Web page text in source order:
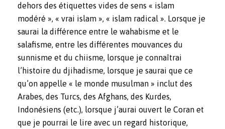
dehors des étiquettes vides de sens « islam
modéré », « vrai islam », « islam radical ». Lorsque je
saurai la différence entre le wahabisme et le
salafisme, entre les différentes mouvances du
sunnisme et du chiisme, lorsque je connaîtrai
l’histoire du djihadisme, lorsque je saurai que ce
qu’on appelle « le monde musulman » inclut des
Arabes, des Turcs, des Afghans, des Kurdes,
Indonésiens (etc.), lorsque j’aurai ouvert le Coran et
que je pourrai le lire avec un regard historique,